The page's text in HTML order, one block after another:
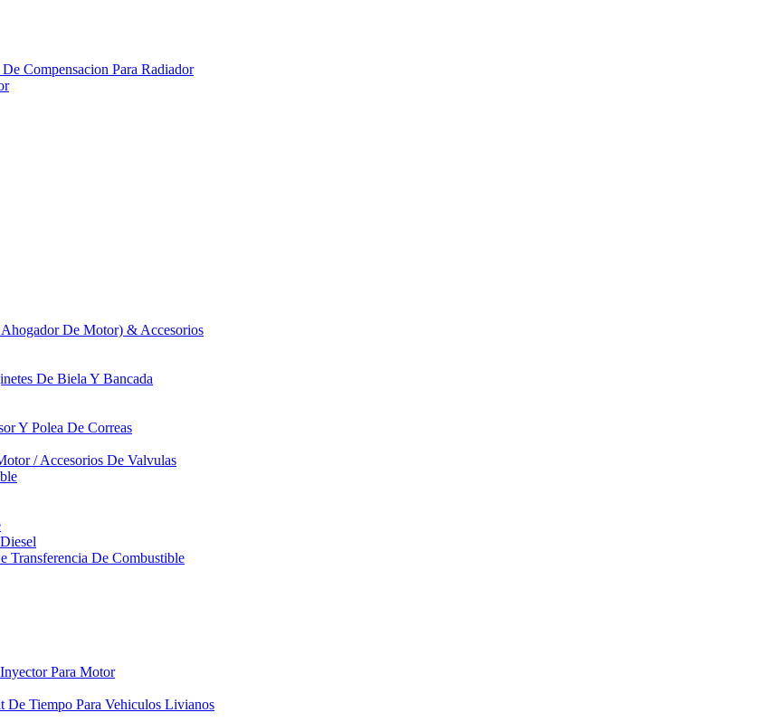
Compensacion Para Radiador
De Motor) & Accesorios
De Biela Y Bancada
Y Polea De Correas
/ Accesorios De Valvulas
Transferencia De Combustible
Para Motor
De Tiempo Para Vehiculos Livianos